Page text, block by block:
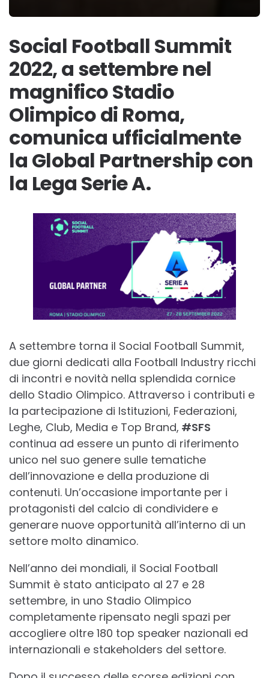
Social Football Summit
2022, a settembre nel
magnifico Stadio
Olimpico di Roma,
comunica ufficialmente
la Global Partnership con
la Lega Serie A.
A settembre torna il Social Football Summit,
due giorni dedicati alla Football Industry ricchi
di incontri e novità nella splendida cornice
dello Stadio Olimpico. Attraverso i contributi e
la partecipazione di Istituzioni, Federazioni,
Leghe, Club, Media e Top Brand, #SFS
continua ad essere un punto di riferimento
unico nel suo genere sulle tematiche
dell’innovazione e della produzione di
contenuti. Un’occasione importante per i
protagonisti del calcio di condividere e
generare nuove opportunità all’interno di un
settore molto dinamico.
Nell’anno dei mondiali, il Social Football
Summit è stato anticipato al 27 e 28
settembre, in uno Stadio Olimpico
completamente ripensato negli spazi per
accogliere oltre 180 top speaker nazionali ed
internazionali e stakeholders del settore.